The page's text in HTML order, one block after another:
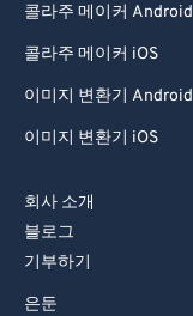
콜라주 메이커 Android
콜라주 메이커 iOS
이미지 변환기 Android
이미지 변환기 iOS
회사 소개
블로그
기부하기
은둔